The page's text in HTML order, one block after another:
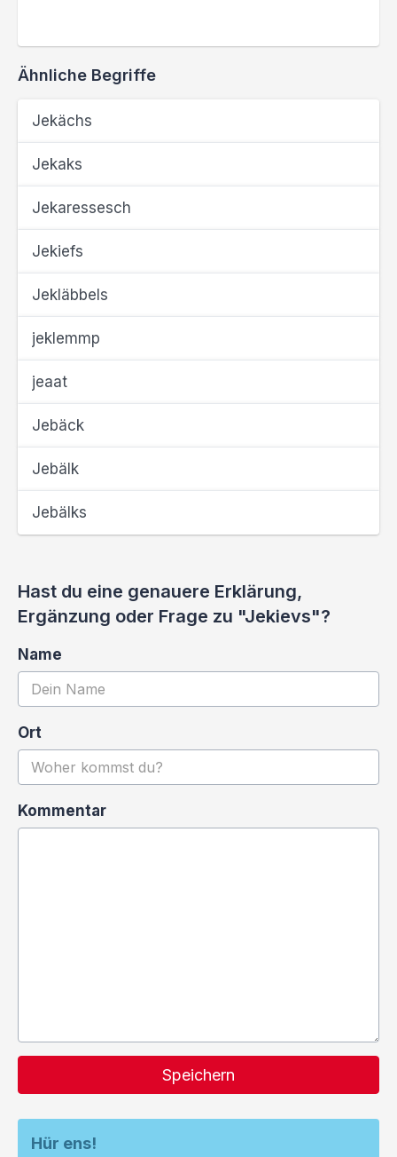
Ähnliche Begriffe
Jekächs
Jekaks
Jekaressesch
Jekiefs
Jekläbbels
jeklemmp
jeaat
Jebäck
Jebälk
Jebälks
Hast du eine genauere Erklärung,
Ergänzung oder Frage zu "Jekievs"?
Name
Ort
Kommentar
Speichern
Hür ens!